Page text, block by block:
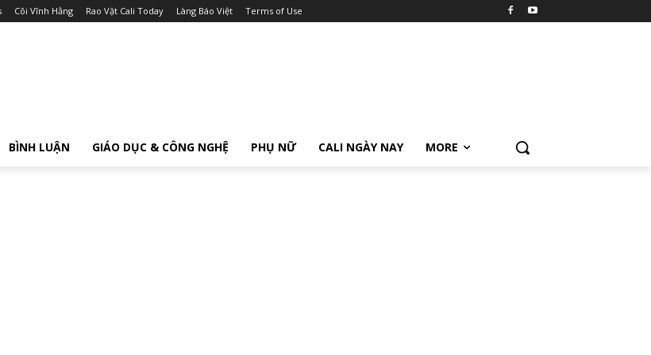
Cõi Vĩnh Hằng Rao Vặt Cali Today Làng Báo Việt Terms of Use
BÌNH LUẬN GIÁO DỤC & CÔNG NGHỆ PHỤ NỮ CALI NGÀY NAY MORE